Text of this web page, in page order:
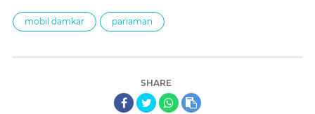
mobil damkar pariaman
SHARE